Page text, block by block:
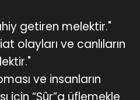
getiren melektir."
olayları ve canlıların
ve insanların
için “Sûr”a üflemekle